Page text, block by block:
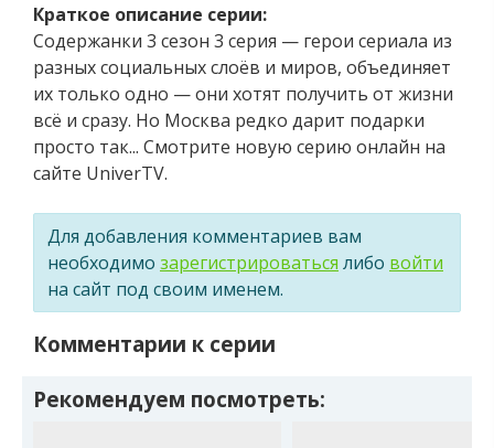
Краткое описание серии:
Содержанки 3 сезон 3 серия — герои сериала из
разных социальных слоёв и миров, объединяет
их только одно — они хотят получить от жизни
всё и сразу. Но Москва редко дарит подарки
просто так... Смотрите новую серию онлайн на
сайте UniverTV.
Для добавления комментариев вам
необходимо зарегистрироваться либо войти
на сайт под своим именем.
Комментарии к серии
Рекомендуем посмотреть: